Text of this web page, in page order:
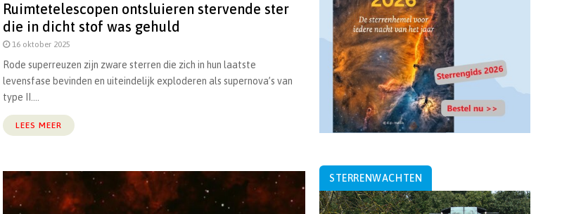
Ruimtetelescopen ontsluieren stervende ster
die in dicht stof was gehuld
16 oktober 2025
Rode superreuzen zijn zware sterren die zich in hun laatste
levensfase bevinden en uiteindelijk exploderen als supernova’s van
type II....
LEES MEER
STERRENWACHTEN